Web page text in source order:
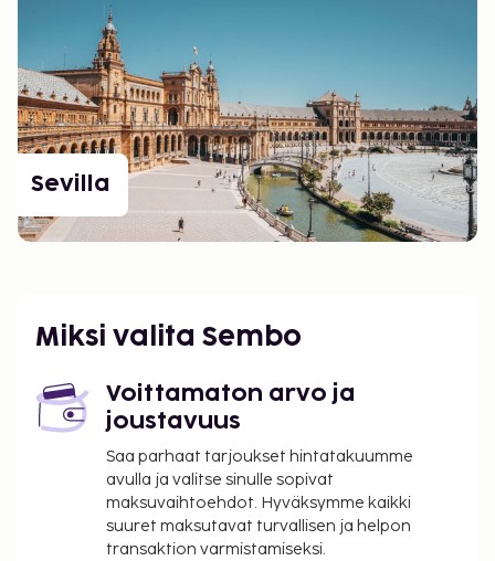
Sevilla
Miksi valita Sembo
Voittamaton arvo ja
joustavuus
Saa parhaat tarjoukset hintatakuumme
avulla ja valitse sinulle sopivat
maksuvaihtoehdot. Hyväksymme kaikki
suuret maksutavat turvallisen ja helpon
transaktion varmistamiseksi.